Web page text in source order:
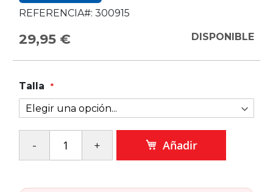
REFERENCIA#: 300915
29,95 € DISPONIBLE
Talla
Añadir